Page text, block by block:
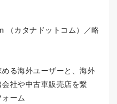
（カタナドットコム）／略
る海外ユーザーと、海外
社や中古車販売店を繋
ーム